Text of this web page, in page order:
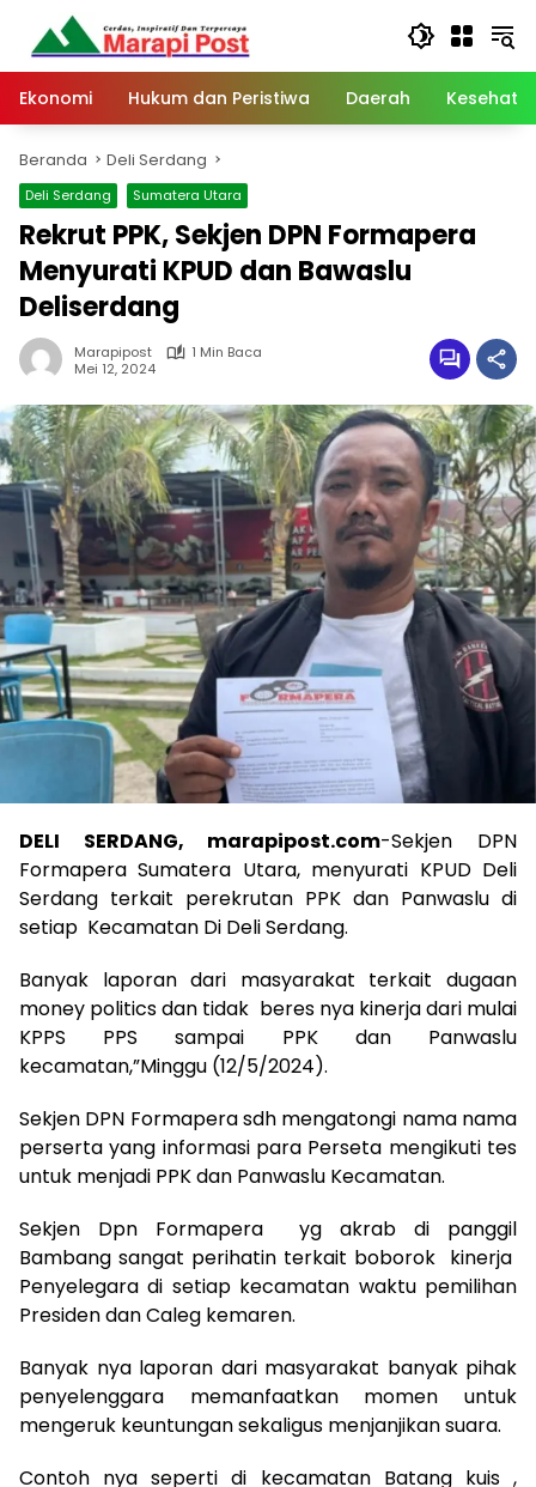
Langsung
konten
Ekonomi
Hukum dan Peristiwa Daerah
Beranda Deli Serdang
Deli Serdang Sumatera Utara
Rekrut PPK, Sekjen DPN Formapera
Menyurati KPUD dan Bawaslu
Deliserdang
Marapipost
1 Min Baca
Mei 12, 2024
DELI SERDANG, marapipost.com-Sekjen DPN
Formapera Sumatera Utara, menyurati KPUD Deli
Serdang terkait perekrutan PPK dan Panwaslu di
setiap Kecamatan Di Deli Serdang.
Banyak laporan dari masyarakat terkait dugaan
money politics dan tidak beres nya kinerja dari mulai
KPPS PPS sampai PPK dan Panwaslu
kecamatan,”Minggu (12/5/2024).
Sekjen DPN Formapera sdh mengatongi nama nama
perserta yang informasi para Perseta mengikuti tes
untuk menjadi PPK dan Panwaslu Kecamatan.
Sekjen Dpn Formapera yg akrab di panggil
Bambang sangat perihatin terkait boborok kinerja
Penyelegara di setiap kecamatan waktu pemilihan
Presiden dan Caleg kemaren.
Banyak nya laporan dari masyarakat banyak pihak
penyelenggara memanfaatkan momen untuk
mengeruk keuntungan sekaligus menjanjikan suara.
Contoh nya seperti di kecamatan Batang kuis ,